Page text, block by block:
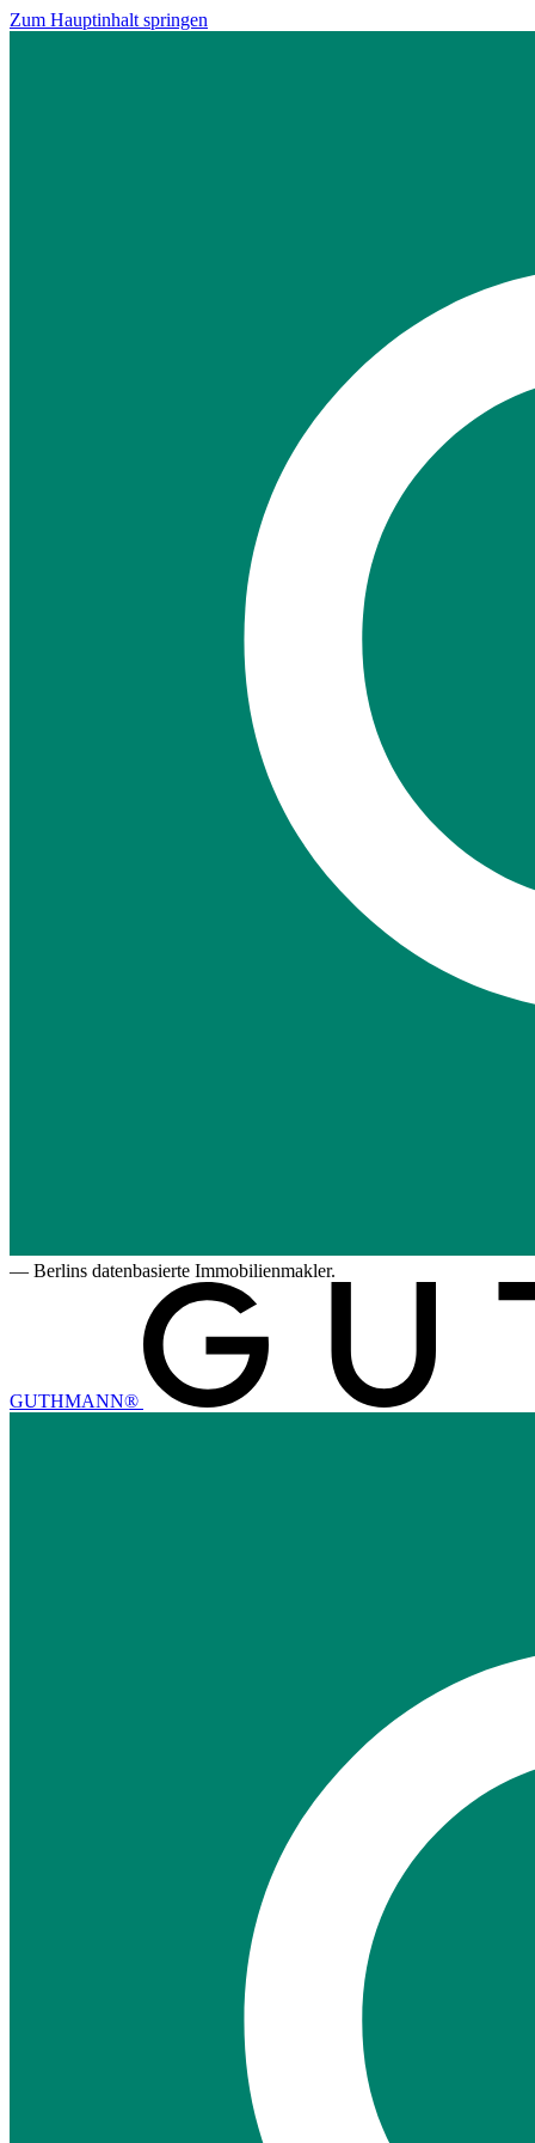
Zum Hauptinhalt springen
— Berlins datenbasierte Immobilienmakler.
GUTHMANN®